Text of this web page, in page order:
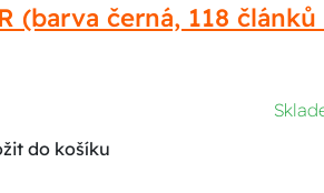
(barva černá, 118
do košíku